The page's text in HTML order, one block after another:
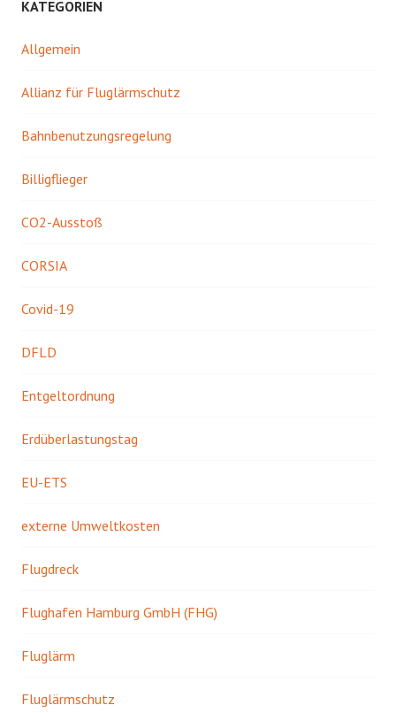
KATEGORIEN
Allgemein
Allianz für Fluglärmschutz
Bahnbenutzungsregelung
Billigflieger
CO2-Ausstoß
CORSIA
Covid-19
DFLD
Entgeltordnung
Erdüberlastungstag
EU-ETS
externe Umweltkosten
Flugdreck
Flughafen Hamburg GmbH (FHG)
Fluglärm
Fluglärmschutz